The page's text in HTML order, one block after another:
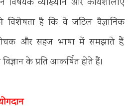
विषयक व्याख्यान और कार्यशालाएँ
है कि वे जटिल वैज्ञानिक
और सहज भाषा में समझाते हैं,
के प्रति आकर्षित होते हैं।